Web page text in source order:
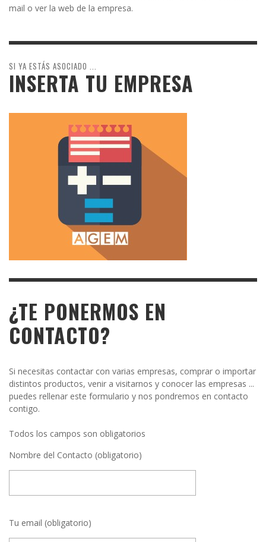
mail o ver la web de la empresa.
SI YA ESTÁS ASOCIADO ...
INSERTA TU EMPRESA
¿TE PONERMOS EN
CONTACTO?
Si necesitas contactar con varias empresas, comprar o importar
distintos productos, venir a visitarnos y conocer las empresas ...
puedes rellenar este formulario y nos pondremos en contacto
contigo.
Todos los campos son obligatorios
Nombre del Contacto (obligatorio)
Tu email (obligatorio)